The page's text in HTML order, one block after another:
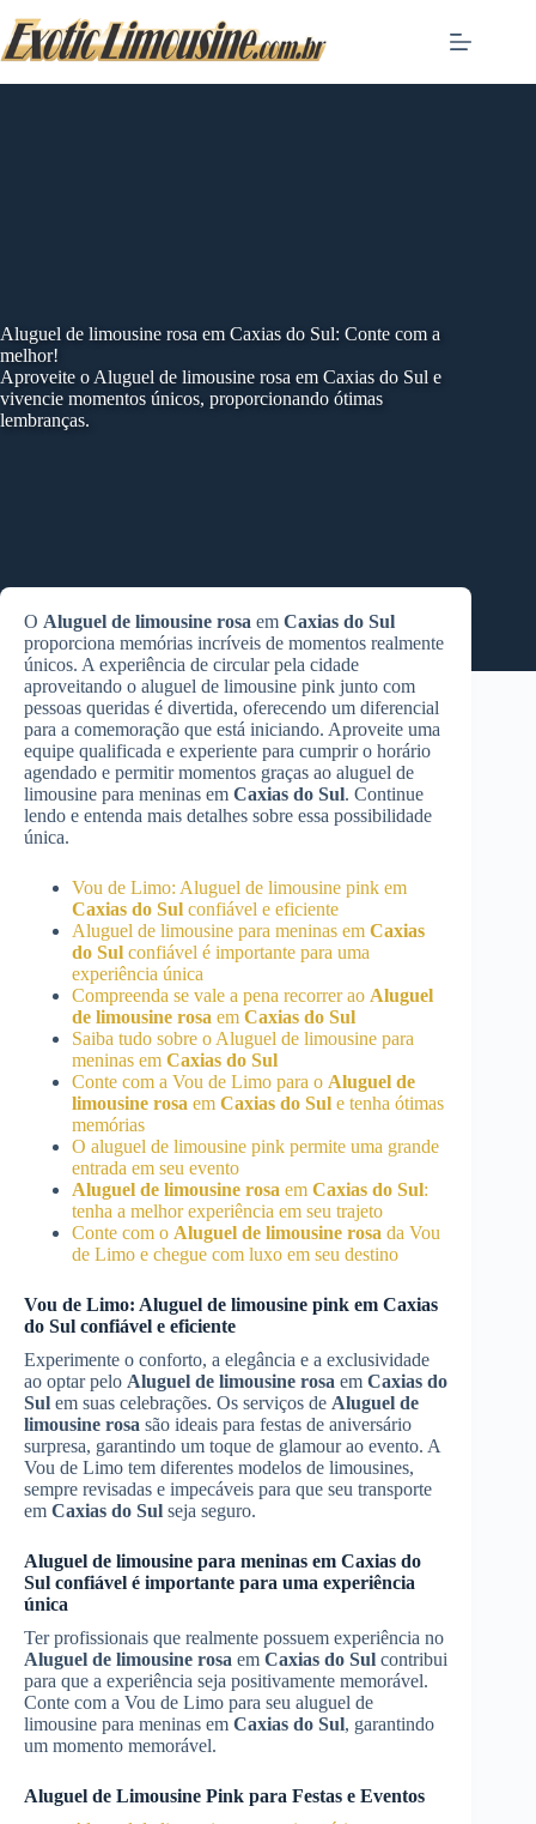
to
content
Aluguel de limousine rosa em Caxias do Sul: Conte com a
melhor!
Aproveite o Aluguel de limousine rosa em Caxias do Sul e
vivencie momentos únicos, proporcionando ótimas
lembranças.
O Aluguel de limousine rosa em Caxias do Sul
proporciona memórias incríveis de momentos realmente
únicos. A experiência de circular pela cidade
aproveitando o aluguel de limousine pink junto com
pessoas queridas é divertida, oferecendo um diferencial
para a comemoração que está iniciando. Aproveite uma
equipe qualificada e experiente para cumprir o horário
agendado e permitir momentos graças ao aluguel de
limousine para meninas em Caxias do Sul. Continue
lendo e entenda mais detalhes sobre essa possibilidade
única.
Vou de Limo: Aluguel de limousine pink em
Caxias do Sul confiável e eficiente
Aluguel de limousine para meninas em Caxias
do Sul confiável é importante para uma
experiência única
Compreenda se vale a pena recorrer ao Aluguel
de limousine rosa em Caxias do Sul
Saiba tudo sobre o Aluguel de limousine para
meninas em Caxias do Sul
Conte com a Vou de Limo para o Aluguel de
limousine rosa em Caxias do Sul e tenha ótimas
memórias
O aluguel de limousine pink permite uma grande
entrada em seu evento
Aluguel de limousine rosa em Caxias do Sul:
tenha a melhor experiência em seu trajeto
Conte com o Aluguel de limousine rosa da Vou
de Limo e chegue com luxo em seu destino
Vou de Limo: Aluguel de limousine pink em Caxias
do Sul confiável e eficiente
Experimente o conforto, a elegância e a exclusividade
ao optar pelo Aluguel de limousine rosa em Caxias do
Sul em suas celebrações. Os serviços de Aluguel de
limousine rosa são ideais para festas de aniversário
surpresa, garantindo um toque de glamour ao evento. A
Vou de Limo tem diferentes modelos de limousines,
sempre revisadas e impecáveis para que seu transporte
em Caxias do Sul seja seguro.
Aluguel de limousine para meninas em Caxias do
Sul confiável é importante para uma experiência
única
Ter profissionais que realmente possuem experiência no
Aluguel de limousine rosa em Caxias do Sul contribui
para que a experiência seja positivamente memorável.
Conte com a Vou de Limo para seu aluguel de
limousine para meninas em Caxias do Sul, garantindo
um momento memorável.
Aluguel de Limousine Pink para Festas e Eventos